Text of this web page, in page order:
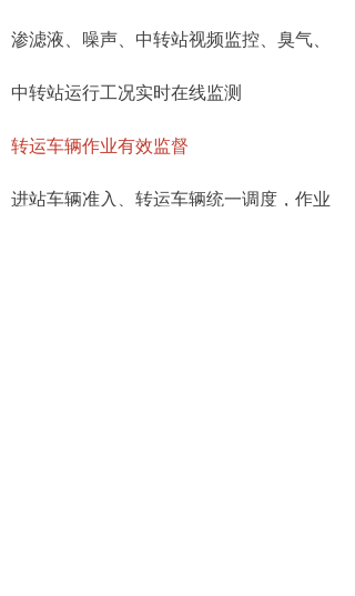
渗滤液、噪声、中转站视频监控、臭气、
中转站运行工况实时在线监测
转运车辆作业有效监督
进站车辆准入、转运车辆统一调度，作业